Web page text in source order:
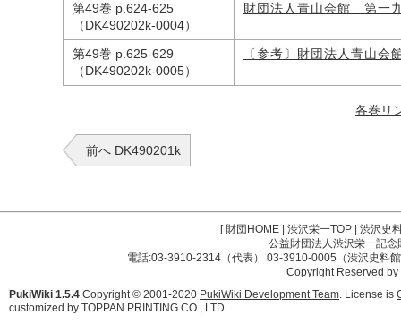
第49巻 p.624-625
（DK490202k-0004）
財団法人青山会館 第一
第49巻 p.625-629
（DK490202k-0005）
〔参考〕財団法人青山
各巻リ
前へ DK490201k
[財団HOME| 渋沢栄一TOP| 渋沢史
公益財団法人渋沢栄一記
電話:03-3910-2314（代表） 03-3910-0005（渋沢史料
Copyright Reserved
PukiWiki 1.5.4 Copyright © 2001-2020 PukiWiki Development Team. License is
customized by TOPPAN PRINTING CO., LTD.